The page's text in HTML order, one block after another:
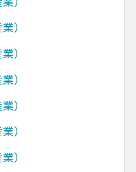
）
）
）
）
）
）